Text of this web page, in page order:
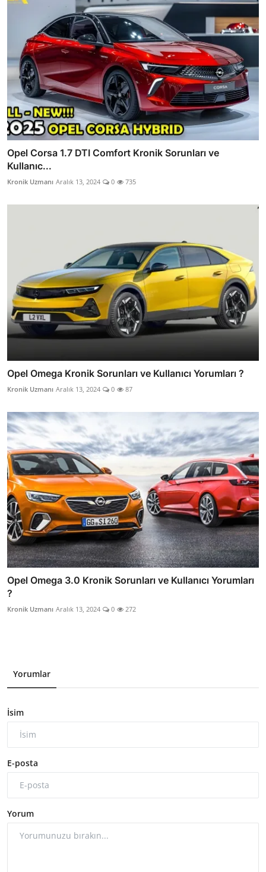
Opel Corsa 1.7 DTI Comfort Kronik Sorunları ve
Kullanıc...
Kronik Uzmanı Aralık 13, 2024 0 735
Opel Omega Kronik Sorunları ve Kullanıcı Yorumları ?
Kronik Uzmanı Aralık 13, 2024 0 87
Opel Omega 3.0 Kronik Sorunları ve Kullanıcı Yorumları
?
Kronik Uzmanı Aralık 13, 2024 0 272
Yorumlar
İsim
E-posta
Yorum